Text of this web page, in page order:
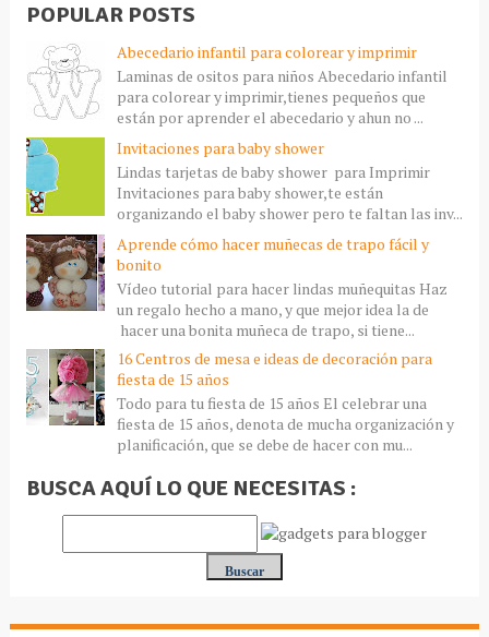
POPULAR POSTS
Abecedario infantil para colorear y imprimir
Laminas de ositos para niños Abecedario infantil
para colorear y imprimir,tienes pequeños que
están por aprender el abecedario y ahun no ...
Invitaciones para baby shower
Lindas tarjetas de baby shower para Imprimir
Invitaciones para baby shower,te están
organizando el baby shower pero te faltan las inv...
Aprende cómo hacer muñecas de trapo fácil y
bonito
Vídeo tutorial para hacer lindas muñequitas Haz
un regalo hecho a mano, y que mejor idea la de
hacer una bonita muñeca de trapo, si tiene...
16 Centros de mesa e ideas de decoración para
fiesta de 15 años
Todo para tu fiesta de 15 años El celebrar una
fiesta de 15 años, denota de mucha organización y
planificación, que se debe de hacer con mu...
BUSCA AQUÍ LO QUE NECESITAS :